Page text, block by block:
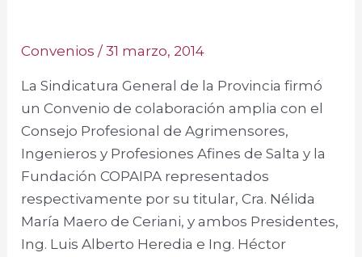
Convenios /31 marzo, 2014
La Sindicatura General de la Provincia firmó
un Convenio de colaboración amplia con el
Consejo Profesional de Agrimensores,
Ingenieros y Profesiones Afines de Salta y la
Fundación COPAIPA representados
respectivamente por su titular, Cra. Nélida
María Maero de Ceriani, y ambos Presidentes,
Ing. Luis Alberto Heredia e Ing. Héctor